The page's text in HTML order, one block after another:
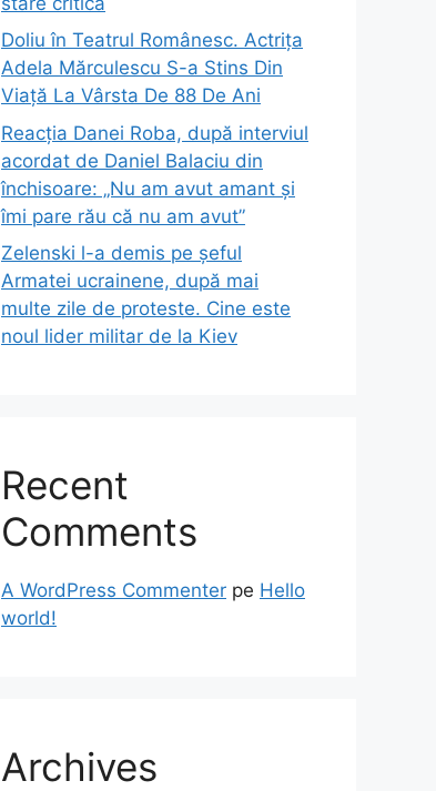
Doliu în Teatrul Românesc. Actrița
Adela Mărculescu S-a Stins Din
Viață La Vârsta De 88 De Ani
Reacția Danei Roba, după interviul
acordat de Daniel Balaciu din
închisoare: „Nu am avut amant și
îmi pare rău că nu am avut”
Zelenski l-a demis pe șeful
Armatei ucrainene, după mai
multe zile de proteste. Cine este
noul lider militar de la Kiev
Recent
Comments
A WordPress Commenter pe Hello
world!
Archives